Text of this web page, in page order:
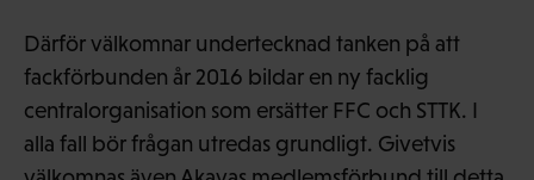
Därför välkomnar undertecknad tanken på att
fackförbunden år 2016 bildar en ny facklig
centralorganisation som ersätter FFC och STTK. I
alla fall bör frågan utredas grundligt. Givetvis